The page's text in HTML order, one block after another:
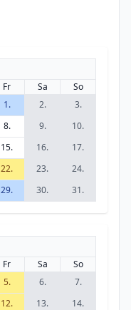
Fr Sa
So
1.
2.
3.
8. 9.
10.
15. 16.
17.
22. 23.
24.
29. 30. 31.
Fr Sa
So
5. 6.
7.
12. 13.
14.